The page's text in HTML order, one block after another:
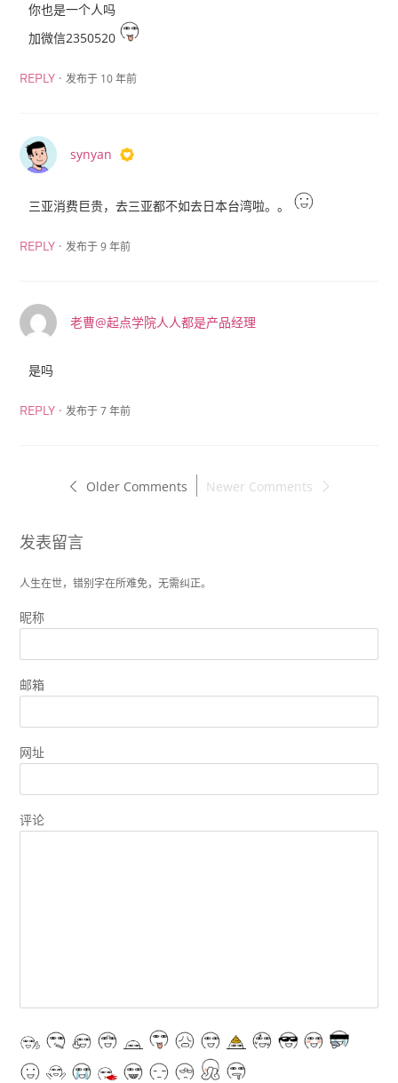
你也是一个人吗
加微信2350520
REPLY · 发布于 10 年前
synyan
三亚消费巨贵，去三亚都不如去日本台湾啦。。
REPLY · 发布于 9 年前
老曹@起点学院人人都是产品经理
是吗
REPLY · 发布于 7 年前
Older Comments Newer Comments
发表留言
人生在世，错别字在所难免，无需纠正。
昵称
邮箱
网址
评论